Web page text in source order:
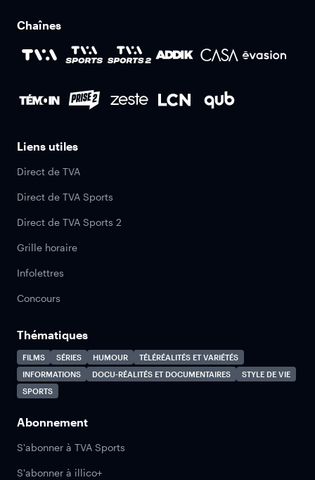
Chaînes
Liens utiles
Direct de TVA
Direct de TVA Sports
Direct de TVA Sports 2
Grille horaire
Infolettres
Concours
Thématiques
FILMS SÉRIES HUMOUR
TÉLÉRÉALITÉS ET VARIÉTÉS
INFORMATIONS
DOCU-RÉALITÉS ET DOCUMENTAIRES
STYLE DE VIE
SPORTS
Abonnement
S'abonner à TVA Sports
S'abonner à illico+